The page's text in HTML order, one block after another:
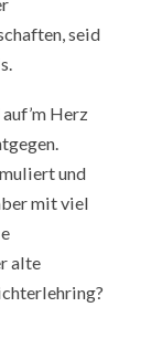
seid
Herz
und
mit viel
alte